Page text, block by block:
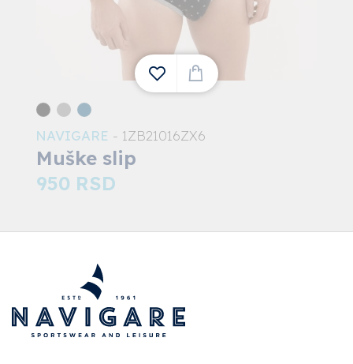
1
NAVIGARE - 1ZB21016ZX6
Muške slip
950 RSD